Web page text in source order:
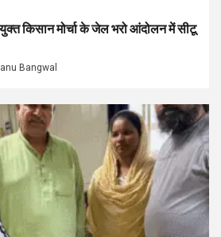
किसान मोर्चा के जेल भरो आंदोलन में सीटू
Bangwal